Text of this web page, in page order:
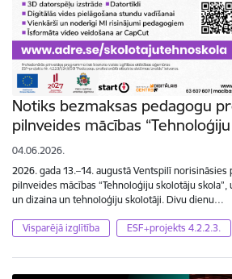
Notiks bezmaksas pedagogu
pilnveides mācības
04.06.2026.
2026. gada 13.–14. augustā Ventspilī
pilnveides mācības “Tehnoloģiju skolotāju
un dizaina un tehnoloģiju skolotāji. Divu dienu…
Visparējā izglītība ESF+projekts 4.2.2.3.